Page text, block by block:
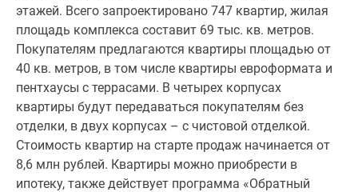
застройщики
Панорамы
новостроек
Видеообзор
новостроек
Экспертиза
новостроек
Экология
Москвы
этажей. Всего запроектировано 747 квартир, жилая
площадь комплекса составит 69 тыс. кв. метров.
Покупателям предлагаются квартиры площадью от
40 кв. метров, в том числе квартиры евроформата и
пентхаусы с террасами. В четырех корпусах
квартиры будут передаваться покупателям без
отделки, в двух корпусах – с чистовой отделкой.
Стоимость квартир на старте продаж начинается от
8,6 млн рублей. Квартиры можно приобрести в
ипотеку, также действует программа «Обратный